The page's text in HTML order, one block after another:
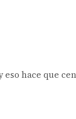
hace que